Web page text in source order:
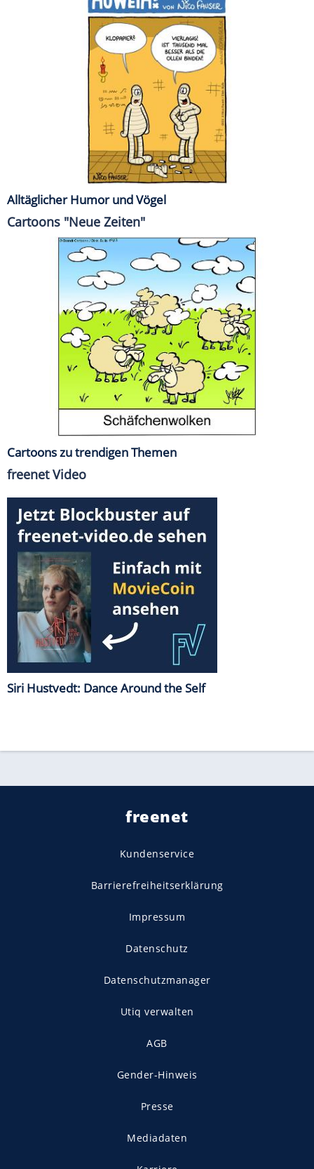
Alltäglicher Humor und Vögel
Cartoons "Neue Zeiten"
Cartoons zu trendigen Themen
freenet Video
Siri Hustvedt: Dance Around the Self
freenet
Kundenservice
Barrierefreiheitserklärung
Impressum
Datenschutz
Datenschutzmanager
Utiq verwalten
AGB
Gender-Hinweis
Presse
Mediadaten